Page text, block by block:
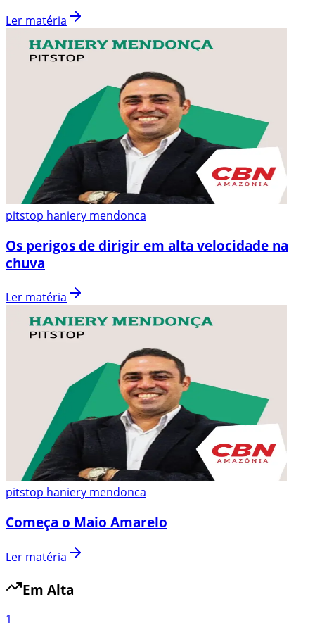
Ler matéria
pitstop haniery mendonca
Os perigos de dirigir em alta velocidade na
chuva
Ler matéria
pitstop haniery mendonca
Começa o Maio Amarelo
Ler matéria
Em Alta
1